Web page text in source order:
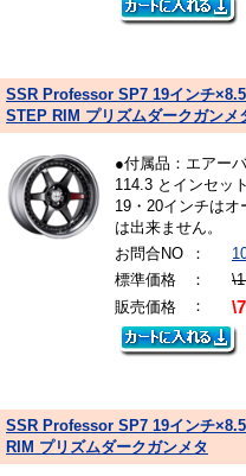
SSR Professor SP7 19インチ
STEP RIM プリズムダークガンメ
●付属品：エアー
114.3 とインセッ
19・20インチは
は出来ません。
お問合NO
：
標準価格
：
販売価格
：
SSR Professor SP7 19インチ
RIM プリズムダークガンメタ